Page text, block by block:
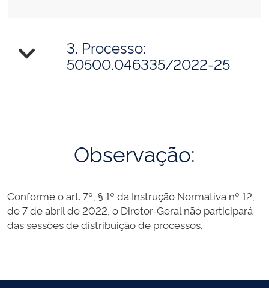
3. Processo:
50500.046335/2022-25
Observação:
Conforme o art. 7º, § 1º da Instrução Normativa nº 12,
de 7 de abril de 2022, o Diretor-Geral não participará
das sessões de distribuição de processos.